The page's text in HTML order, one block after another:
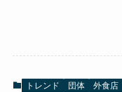
トレンド 団体 外食店